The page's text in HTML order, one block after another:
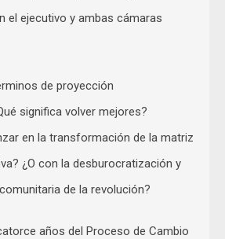
el ejecutivo y ambas cámaras
de proyección
significa volver mejores?
en la transformación de la matriz
¿O con la desburocratización y
de la revolución?
años del Proceso de Cambio